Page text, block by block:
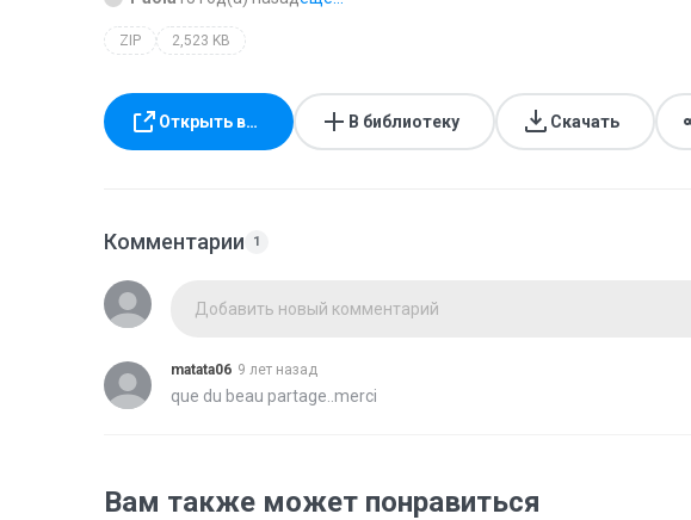
ZIP 2,523 KB
Открыть в… В библиотеку Скачать
Комментарии 1
Добавить новый комментарий
matata06 9 лет назад
que du beau partage..merci
Вам также может понравиться